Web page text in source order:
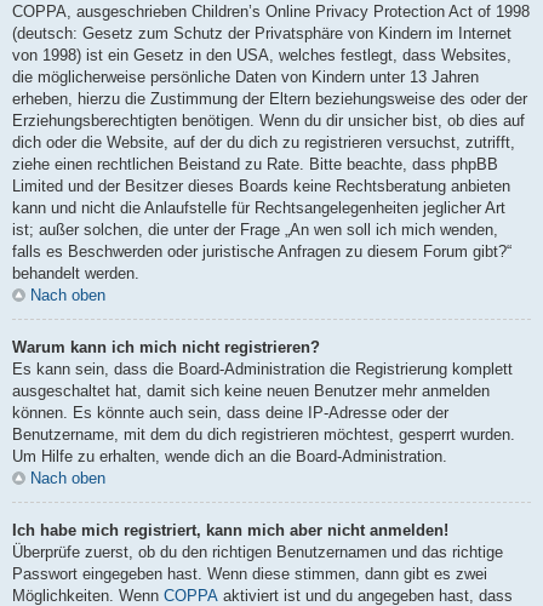
COPPA, ausgeschrieben Children’s Online Privacy Protection Act of 1998
(deutsch: Gesetz zum Schutz der Privatsphäre von Kindern im Internet
von 1998) ist ein Gesetz in den USA, welches festlegt, dass Websites,
die möglicherweise persönliche Daten von Kindern unter 13 Jahren
erheben, hierzu die Zustimmung der Eltern beziehungsweise des oder der
Erziehungsberechtigten benötigen. Wenn du dir unsicher bist, ob dies auf
dich oder die Website, auf der du dich zu registrieren versuchst, zutrifft,
ziehe einen rechtlichen Beistand zu Rate. Bitte beachte, dass phpBB
Limited und der Besitzer dieses Boards keine Rechtsberatung anbieten
kann und nicht die Anlaufstelle für Rechtsangelegenheiten jeglicher Art
ist; außer solchen, die unter der Frage „An wen soll ich mich wenden,
falls es Beschwerden oder juristische Anfragen zu diesem Forum gibt?“
behandelt werden.
Nach oben
Warum kann ich mich nicht registrieren?
Es kann sein, dass die Board-Administration die Registrierung komplett
ausgeschaltet hat, damit sich keine neuen Benutzer mehr anmelden
können. Es könnte auch sein, dass deine IP-Adresse oder der
Benutzername, mit dem du dich registrieren möchtest, gesperrt wurden.
Um Hilfe zu erhalten, wende dich an die Board-Administration.
Nach oben
Ich habe mich registriert, kann mich aber nicht anmelden!
Überprüfe zuerst, ob du den richtigen Benutzernamen und das richtige
Passwort eingegeben hast. Wenn diese stimmen, dann gibt es zwei
Möglichkeiten. Wenn COPPA aktiviert ist und du angegeben hast, dass